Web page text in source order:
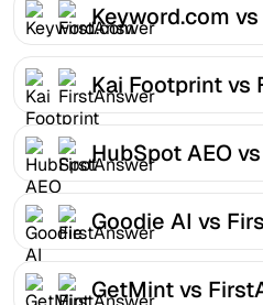
Keyword.com
Kai Footprint vs
HubSpot AEO
Goodie AI vs
GetMint vs